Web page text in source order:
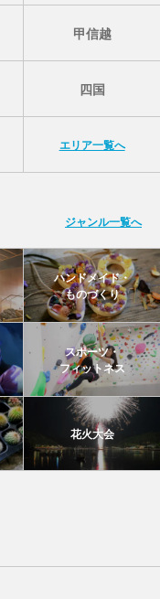
甲信越
四国
エリア一覧へ
ジャンル一覧へ
ハンドメイド・
ものづくり
スポーツ・
フィットネス
花火大会